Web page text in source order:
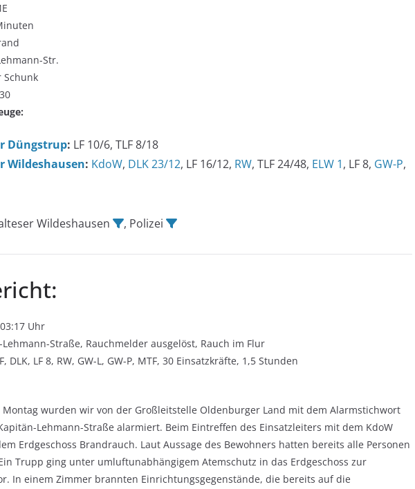
Str.
Schunk
30
Düngstrup: LF 10/6, TLF 8/18
Wildeshausen: KdoW, DLK 23/12, LF 16/12, RW, TLF 24/48, ELW 1, LF 8, GW-P,
Wildeshausen , Polizei
Uhr
Straße, Rauchmelder ausgelöst, Rauch im Flur
DLK, LF 8, RW, GW-L, GW-P, MTF, 30 Einsatzkräfte, 1,5 Stunden
Montag wurden wir von der Großleitstelle Oldenburger Land mit dem Alarmstichwort
Lehmann-Straße alarmiert. Beim Eintreffen des Einsatzleiters mit dem KdoW
Erdgeschoss Brandrauch. Laut Aussage des Bewohners hatten bereits alle Personen
Trupp ging unter umluftunabhängigem Atemschutz in das Erdgeschoss zur
In einem Zimmer brannten Einrichtungsgegenstände, die bereits auf die